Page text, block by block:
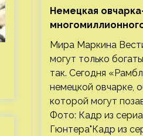
Немецкая
правда или миф
Мира Маркина
могут только
так. Сегодня
немецкой овчарке,
которой могут
Фото: Кадр из
Гюнтера"Кадр из